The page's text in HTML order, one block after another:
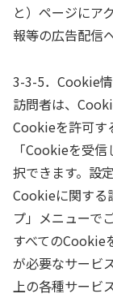
と）ページにア
報等の広告配信
3-3-5．Cookie
訪問者は、
Cookieを許可す
「Cookieを受
択できます。設
Cookieに関する
プ」メニューで
すべてのCookie
が必要なサービ
上の各種サービ